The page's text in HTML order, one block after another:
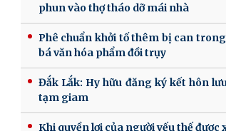
phun vào thợ tháo dỡ mái nhà
Phê chuẩn khởi tố thêm bị can
bá văn hóa phẩm đồi trụy
Đắk Lắk: Hy hữu đăng ký kết hôn
tạm giam
Khi quyền lợi của người yếu thế được